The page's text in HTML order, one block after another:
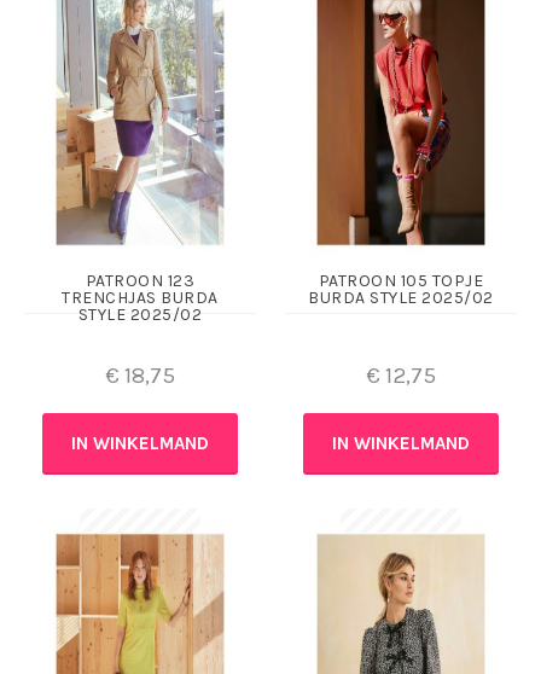
PATROON 123
TRENCHJAS BURDA
STYLE 2025/02
€ 18,75
IN WINKELMAND
PATROON 105 TOPJE
BURDA STYLE 2025/02
€ 12,75
IN WINKELMAND